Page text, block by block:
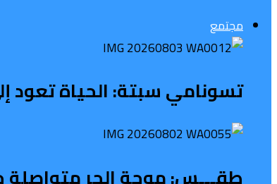
مجتمع
تسونامي سبتة: الحياة تعود